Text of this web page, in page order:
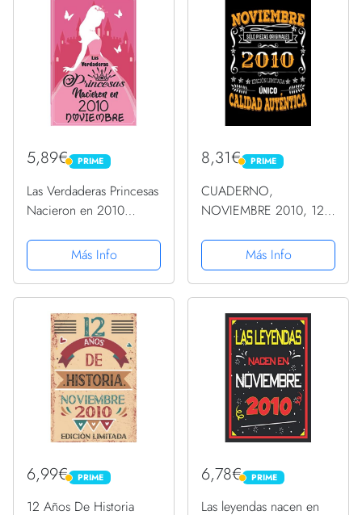
cumpleaños para él/ella,
Cuaderno Diario |...
5,89€ PRIME
PRIME
Las Verdaderas Princesas
Nacieron en 2010
cumpleaños de 10 años
para mujeres cuaderno
forrado cuaderno de
Más Info
8,31€ PRIME
PRIME
CUADERNO,
NOVIEMBRE 2010, 12
Regalo de 12
cumpleaños para
mujeres y hombres,
Regalo un cumpleaños
divertido Regalo...
Más Info
6,99€ PRIME
PRIME
12 Años De Historia
6,78€ PRIME
PRIME
Las leyendas nacen en